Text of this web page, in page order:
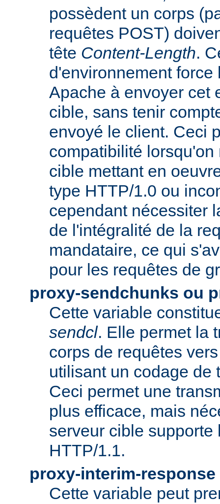
possèdent un corps
requêtes POST)
tête Content-Length.
d'environnement force
Apache à envoyer cet
cible, sans tenir
envoyé le client. Ceci
compatibilité
cible mettant en
type HTTP/1.0 ou
cependant nécessiter
de l'intégralité de la
mandataire, ce qui
pour les requêtes de
proxy-sendchunks ou
Cette variable
sendcl. Elle permet la
corps de requêtes
utilisant un codage de
Ceci permet une
plus efficace, mais
serveur cible supporte
HTTP/1.1.
proxy-interim-response
Cette variable peut